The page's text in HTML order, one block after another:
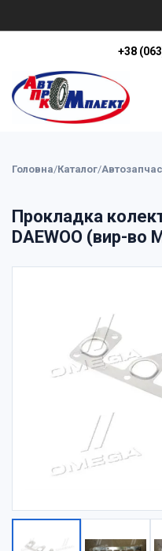
+38
Головна/Каталог/
Прокладка
DAEWOO (вир-во